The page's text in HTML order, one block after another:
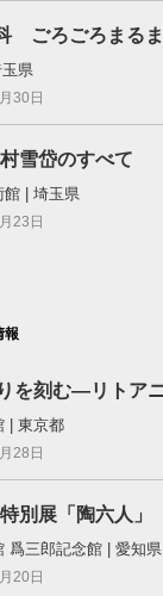
ごろごろまる
県
30日
雪岱のすべて
館 | 埼玉県
23日
報
を刻む―リトア
| 東京都
28日
別展「陶六人」
爲三郎記念館 | 愛知県
20日